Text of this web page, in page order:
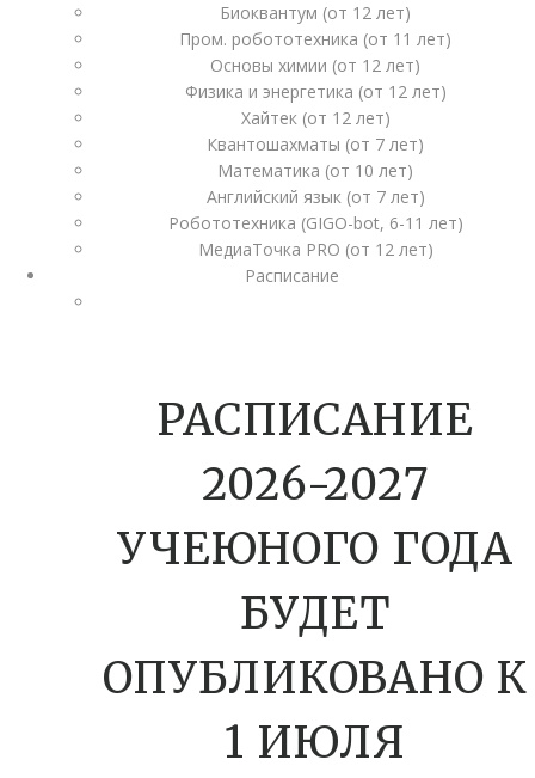
Биоквантум (от 12 лет)
Пром. робототехника (от 11 лет)
Основы химии (от 12 лет)
Физика и энергетика (от 12 лет)
Хайтек (от 12 лет)
Квантошахматы (от 7 лет)
Математика (от 10 лет)
Английский язык (от 7 лет)
Робототехника (GIGO-bot, 6-11 лет)
МедиаТочка PRO (от 12 лет)
Расписание
РАСПИСАНИЕ
2026-2027
УЧЕЮНОГО ГОДА
БУДЕТ
ОПУБЛИКОВАНО К
1 ИЮЛЯ